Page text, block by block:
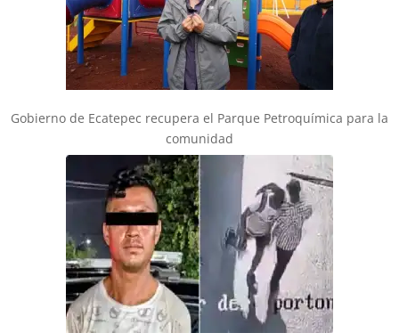
Gobierno de Ecatepec recupera el Parque Petroquímica para la
comunidad